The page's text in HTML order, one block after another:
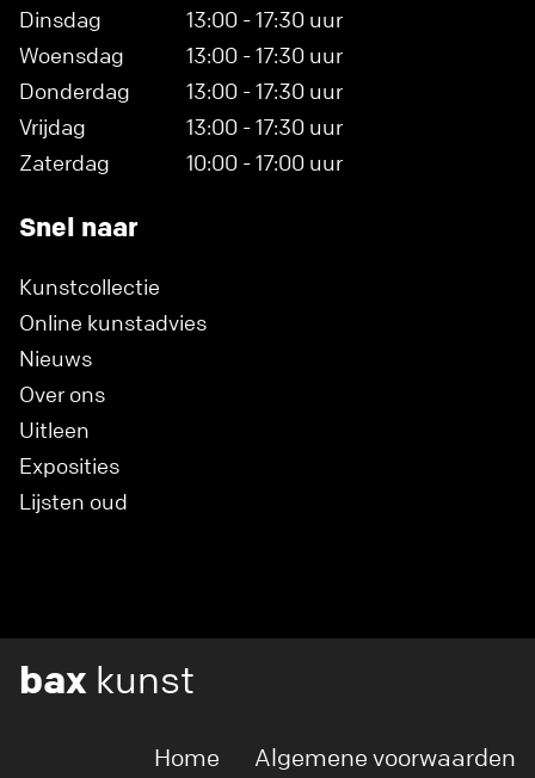
Dinsdag
13:00 - 17:30 uur
Woensdag
13:00 - 17:30 uur
Donderdag
13:00 - 17:30 uur
Vrijdag
13:00 - 17:30 uur
Zaterdag
10:00 - 17:00 uur
Snel naar
Kunstcollectie
Online kunstadvies
Nieuws
Over ons
Uitleen
Exposities
Lijsten oud
bax kunst
Home Algemene voorwaarden